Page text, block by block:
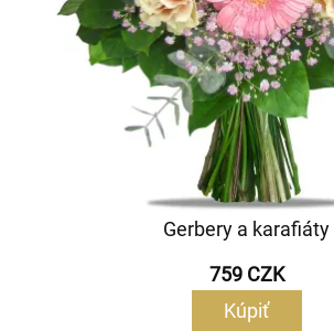
Gerbery a karafiáty
759 CZK
Kúpiť